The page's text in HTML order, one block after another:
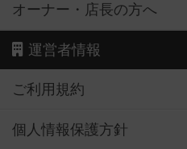
オーナー・店長の方へ
運営者情報
ご利用規約
個人情報保護方針